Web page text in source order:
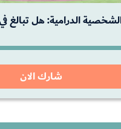
الدرامية: هل تبالغ
شارك الان